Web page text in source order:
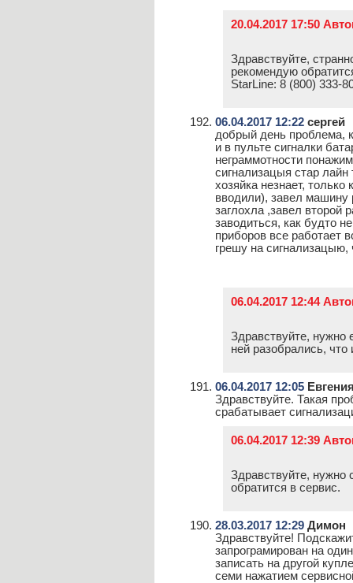
20.04.2017 17:50
Здравствуйте,
рекомендую
StarLine: 8 (800) 333-
06.04.2017 12:22 сергей
добрый день проблема,
и в пульте сигналки
неграммотности
сигнализацыя стар
хозяйка незнает, только
вводили), завел машину
заглохла ,завел второй
заводиться, как будто
приборов все работает
грешу на сигнализацыю,
06.04.2017 12:44
Здравствуйте, нужно
ней разобрались, что
06.04.2017 12:05
Здравствуйте. Такая
срабатывает
06.04.2017 12:39
Здравствуйте, нужно
обратится в сервис.
28.03.2017 12:29 Димон
Здравствуйте!
запрограмирован на
записать на другой
семи нажатием